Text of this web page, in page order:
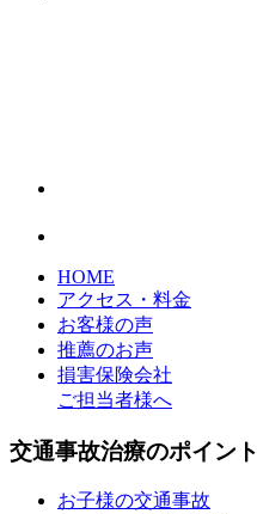
HOME
アクセス・料金
お客様の声
推薦のお声
損害保険会社
ご担当者様へ
交通事故治療のポイント
お子様の交通事故